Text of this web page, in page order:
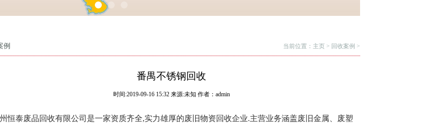
例 当前位置： 主页 > 回收案例 >
番禺不锈钢回收
时间:2019-09-16 15:32来源:未知 作者：admin
恒泰废品回收有限公司是一家资质齐全,实力雄厚的废旧物资回收企业.主营业务涵盖废旧金属、废塑